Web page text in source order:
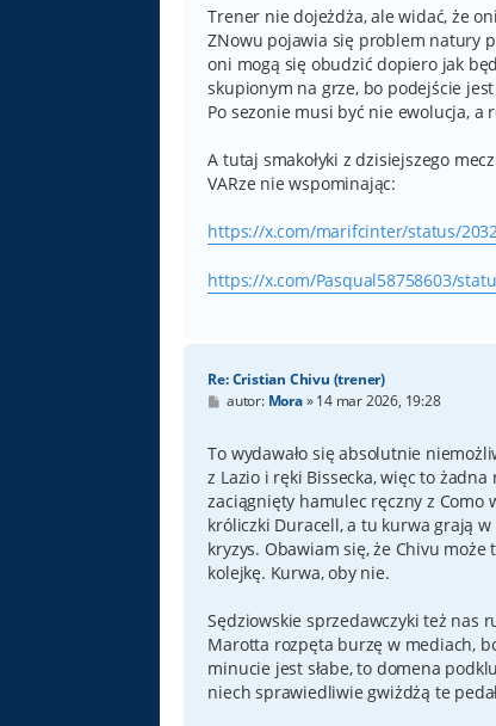
t
Trener nie dojeżdża, ale widać, że
ZNowu pojawia się problem natury
oni mogą się obudzić dopiero jak
skupionym na grze, bo podejście
Po sezonie musi być nie ewolucja, a
A tutaj smakołyki z dzisiejszego
VARze nie wspominając:
https://x.com/marifcinter/status/
https://x.com/Pasqual58758603/
Re: Cristian Chivu (trener)
P
t
autor: Mora»14 mar 2026, 19:28
To wydawało się absolutnie
z Lazio i ręki Bissecka, więc to
zaciągnięty hamulec ręczny z Como
króliczki Duracell, a tu kurwa grają
kryzys. Obawiam się, że Chivu
kolejkę. Kurwa, oby nie.
Sędziowskie sprzedawczyki też nas
Marotta rozpęta burzę w mediach,
minucie jest słabe, to domena
niech sprawiedliwie gwiżdżą te